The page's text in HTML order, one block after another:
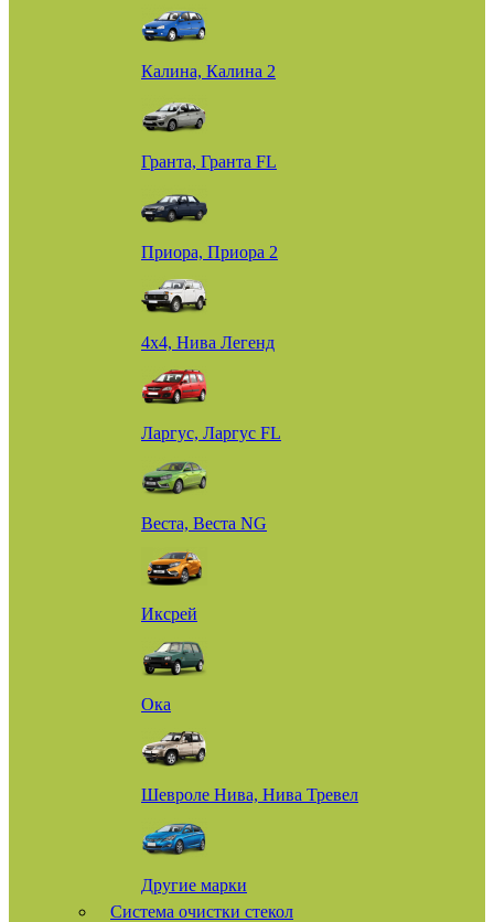
Калина, Калина 2
Гранта, Гранта FL
Приора, Приора 2
4х4, Нива Легенд
Ларгус, Ларгус FL
Веста, Веста NG
Иксрей
Ока
Шевроле Нива, Нива Тревел
Другие марки
Система очистки стекол